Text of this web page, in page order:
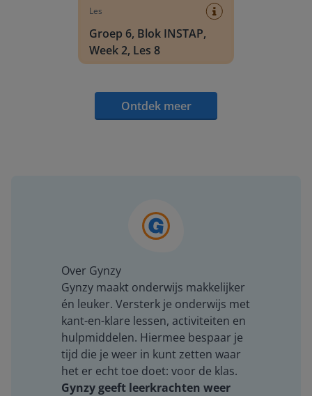
Les
Groep 6, Blok INSTAP,
Week 2, Les 8
Ontdek meer
Over Gynzy
Gynzy maakt onderwijs makkelijker
én leuker. Versterk je onderwijs met
kant-en-klare lessen, activiteiten en
hulpmiddelen. Hiermee bespaar je
tijd die je weer in kunt zetten waar
het er echt toe doet: voor de klas.
Gynzy geeft leerkrachten weer